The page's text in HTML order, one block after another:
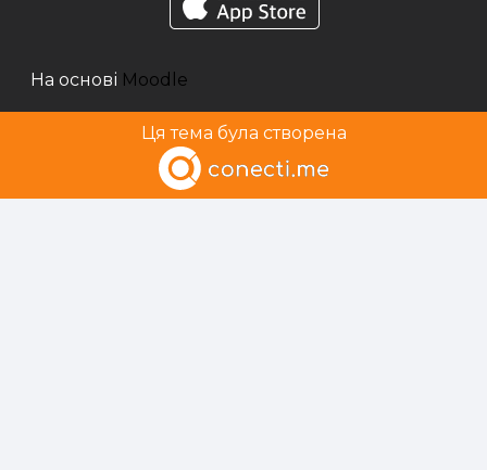
На основі Moodle
Ця тема була створена